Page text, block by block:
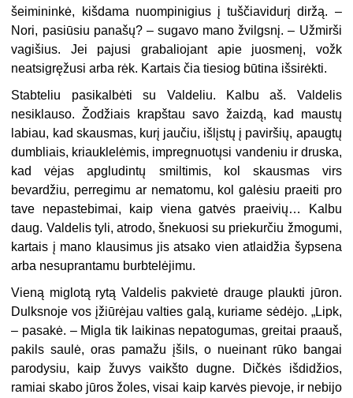
šeimininkė, kišdama nuompinigius į tuščiavidurį diržą. –
Nori, pasiūsiu panašų? – sugavo mano žvilgsnį. – Užmirši
vagišius. Jei pajusi grabaliojant apie juosmenį, vožk
neatsigręžusi arba rėk. Kartais čia tiesiog būtina išsirėkti.
Stabteliu pasikalbėti su Valdeliu. Kalbu aš. Valdelis
nesiklauso. Žodžiais krapštau savo žaizdą, kad maustų
labiau, kad skausmas, kurį jaučiu, išlįstų į paviršių, apaugtų
dumbliais, kriauklelėmis, impregnuotųsi vandeniu ir druska,
kad vėjas apgludintų smiltimis, kol skausmas virs
bevardžiu, perregimu ar nematomu, kol galėsiu praeiti pro
tave nepastebimai, kaip viena gatvės praeivių… Kalbu
daug. Valdelis tyli, atrodo, šnekuosi su priekurčiu žmogumi,
kartais į mano klausimus jis atsako vien atlaidžia šypsena
arba nesuprantamu burbtelėjimu.
Vieną miglotą rytą Valdelis pakvietė drauge plaukti jūron.
Dulksnoje vos įžiūrėjau valties galą, kuriame sėdėjo. „Lipk,
– pasakė. – Migla tik laikinas nepatogumas, greitai praauš,
pakils saulė, oras pamažu įšils, o nueinant rūko bangai
parodysiu, kaip žuvys vaikšto dugne. Dičkės išdidžios,
ramiai skabo jūros žoles, visai kaip karvės pievoje, ir nebijo